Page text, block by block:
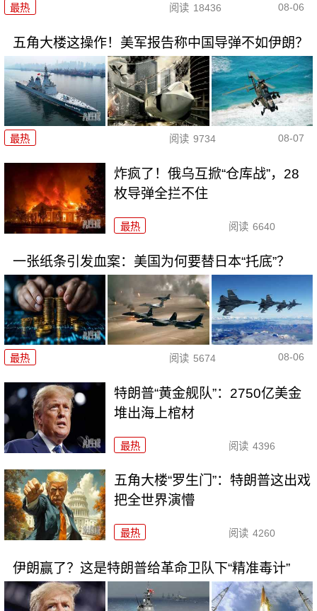
最热 阅读 18436 08-06
五角大楼这操作！美军报告称中国导弹不如伊朗？
最热 阅读 9734 08-07
炸疯了！俄乌互掀“仓库战”，28
枚导弹全拦不住
最热 阅读 6640
一张纸条引发血案：美国为何要替日本“托底”？
最热 阅读 5674 08-06
特朗普“黄金舰队”：2750亿美金
堆出海上棺材
最热 阅读 4396
五角大楼“罗生门”：特朗普这出戏
把全世界演懵
最热 阅读 4260
伊朗赢了？这是特朗普给革命卫队下“精准毒计”